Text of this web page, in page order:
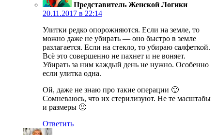
Представитель Женской Логики
20.11.2017 в 22:14
Улитки редко опорожняются. Если на земле, то
можно даже не убирать — оно быстро в земле
разлагается. Если на стекло, то убираю салфеткой.
Всё это совершенно не пахнет и не воняет.
Убирать за ним каждый день не нужно. Особенно
если улитка одна.
Ой, даже не знаю про такие операции 🙂
Сомневаюсь, что их стерилизуют. Не те масштабы
и размеры 🙂
Ответить